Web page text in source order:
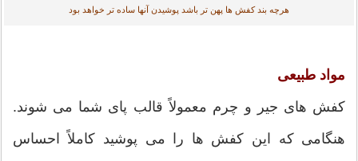
هرچه بند کفش ها پهن تر باشد پوشیدن آنها ساده تر خواهد بود
مواد طبیعی
کفش های جیر و چرم معمولاً قالب پای شما می شوند.
هنگامی که این کفش ها را می پوشید کاملاً احساس